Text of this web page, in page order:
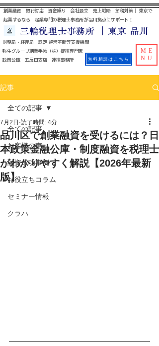
財務局・経産局 認定 経営革新等支援機関
​ 弥生グループ創業手帳（株）提携専門家
政策公庫 五反田支店 連携事務所
創業融資 銀行対応 資金繰り 会社設立 売上戦略 節税対策｜ 東京で
起業するなら 起業専門の税理士事務所が品川拠点にサポート！
三輪税理士事務所 ｜東京 品川
無料相談はこちら
ME
NU
記事
全ての記事
お客様の声
融資成功事例
お役立ちコラム
セミナー情報
クラハ
全ての記事
品川区で創業融資を受けるには？日
本政策金融公庫・制度融資を税理士
がわかりやすく解説【2026年最新
版】
7月2日 読了時間: 4分